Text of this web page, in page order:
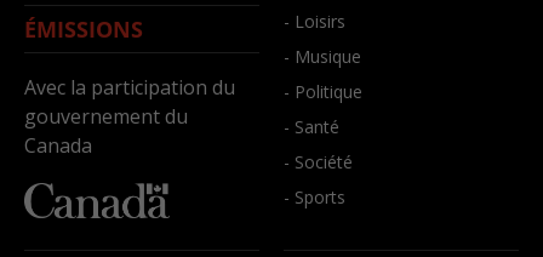
ÉMISSIONS
Avec la participation du
gouvernement du
Canada
- Loisirs
- Musique
- Politique
- Santé
- Société
- Sports